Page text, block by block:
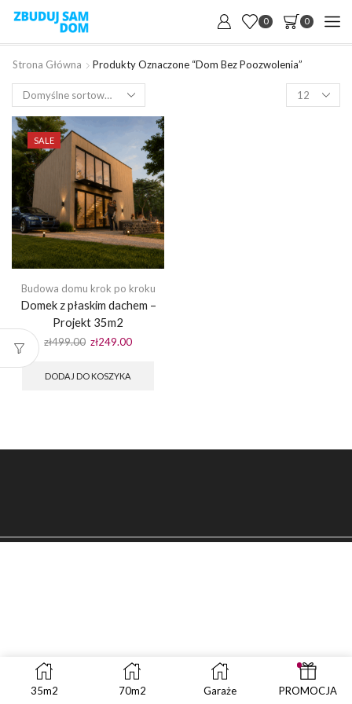
0 0
Strona Główna
Produkty Oznaczone “dom Bez Poozwolenia”
Products
per
SALE
Budowa domu krok po kroku
Domek z płaskim dachem –
Projekt 35m2
zł499.00 Pierwotna
wynosiła:
zł249.00Aktualna
DODAJ DO KOSZYKA
35m2 70m2 Garaże PROMOCJA